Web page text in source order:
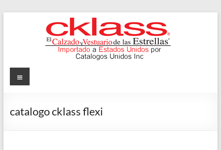
Cklass
y
Menu
catalogo cklass flexi